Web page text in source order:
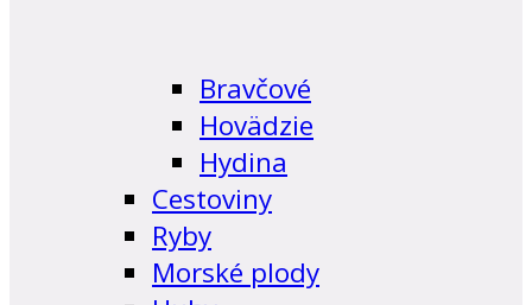
Bravčové
Hovädzie
Hydina
Cestoviny
Ryby
Morské plody